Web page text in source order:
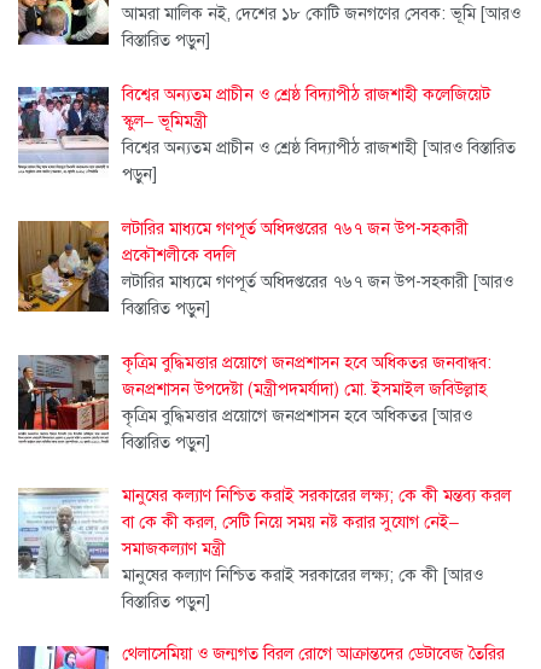
আমরা মালিক নই, দেশের ১৮ কোটি জনগণের সেবক: ভূমি [আরও
বিস্তারিত পড়ুন]
বিশ্বের অন্যতম প্রাচীন ও শ্রেষ্ঠ বিদ্যাপীঠ রাজশাহী কলেজিয়েট
স্কুল– ভূমিমন্ত্রী
বিশ্বের অন্যতম প্রাচীন ও শ্রেষ্ঠ বিদ্যাপীঠ রাজশাহী [আরও বিস্তারিত
পড়ুন]
লটারির মাধ্যমে গণপূর্ত অধিদপ্তরের ৭৬৭ জন উপ-সহকারী
প্রকৌশলীকে বদলি
লটারির মাধ্যমে গণপূর্ত অধিদপ্তরের ৭৬৭ জন উপ-সহকারী [আরও
বিস্তারিত পড়ুন]
কৃত্রিম বুদ্ধিমত্তার প্রয়োগে জনপ্রশাসন হবে অধিকতর জনবান্ধব:
জনপ্রশাসন উপদেষ্টা (মন্ত্রীপদমর্যাদা) মো. ইসমাইল জবিউল্লাহ
কৃত্রিম বুদ্ধিমত্তার প্রয়োগে জনপ্রশাসন হবে অধিকতর [আরও
বিস্তারিত পড়ুন]
মানুষের কল্যাণ নিশ্চিত করাই সরকারের লক্ষ্য; কে কী মন্তব্য করল
বা কে কী করল, সেটি নিয়ে সময় নষ্ট করার সুযোগ নেই–
সমাজকল্যাণ মন্ত্রী
মানুষের কল্যাণ নিশ্চিত করাই সরকারের লক্ষ্য; কে কী [আরও
বিস্তারিত পড়ুন]
থেলাসেমিয়া ও জন্মগত বিরল রোগে আক্রান্তদের ডেটাবেজ তৈরির